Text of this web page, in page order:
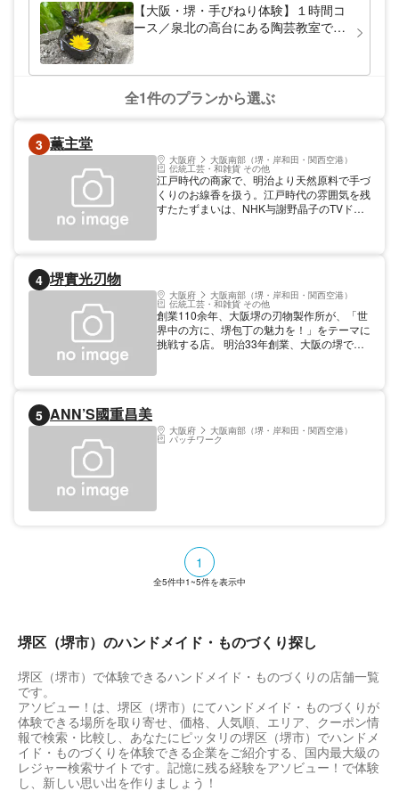
【大阪・堺・手びねり体験】１時間コ
ース／泉北の高台にある陶芸教室でゆ
全1件のプランから選ぶ
3 薫主堂
大阪府 大阪南部（堺・岸和田・関西空港）
伝統工芸・和雑貨 その他
江戸時代の商家で、明治より天然原料で手づ
くりのお線香を扱う。江戸時代の雰囲気を残
すたたずまいは、NHK与謝野晶子のTVドラ
4 堺實光刃物
大阪府 大阪南部（堺・岸和田・関西空港）
伝統工芸・和雑貨 その他
創業110余年、大阪堺の刃物製作所が、「世
界中の方に、堺包丁の魅力を！」をテーマに
挑戦する店。 明治33年創業、大阪の堺で刃
より楽しく、周りをもっと幸せに」そんなお
手伝いをしています。創業110余年、大阪堺
5 ANN’S國重昌美
大阪府 大阪南部（堺・岸和田・関西空港）
パッチワーク
1
全5件中1~5件を表示中
堺区（堺市）のハンドメイド・ものづくり探し
堺区（堺市）で体験できるハンドメイド・ものづくりの店舗一覧
です。
アソビュー！は、堺区（堺市）にてハンドメイド・ものづくりが
体験できる場所を取り寄せ、価格、人気順、エリア、クーポン情
報で検索・比較し、あなたにピッタリの堺区（堺市）でハンドメ
イド・ものづくりを体験できる企業をご紹介する、国内最大級の
レジャー検索サイトです。記憶に残る経験をアソビュー！で体験
し、新しい思い出を作りましょう！